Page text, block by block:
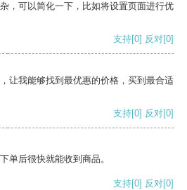
，可以简化一下，比如将设置页面进行优
支持[0] 反对[0]
让我能够找到最优惠的价格，买到最合适
支持[0] 反对[0]
单后很快就能收到商品。
支持[0] 反对[0]